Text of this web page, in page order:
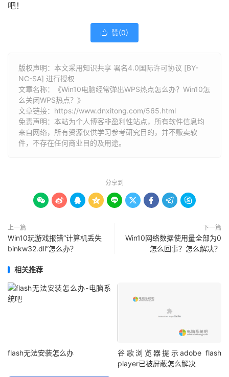
吧！
 赞(0)
版权声明：本文采用知识共享 署名4.0国际许可协议 [BY-
NC-SA] 进行授权
文章名称：《Win10电脑经常弹出WPS热点怎么办？Win10怎
么关闭WPS热点？》
文章链接： https://www.dnxitong.com/565.html
免责声明：本站为个人博客非盈利性站点，所有软件信息均
来自网络，所有资源仅供学习参考研究目的，并不贩卖软
件，不存在任何商业目的及用途。
分享到
        
上一篇
Win10玩游戏报错“计算机丢失
binkw32.dll”怎么办？
下一篇
Win10网络数据使用量全部为0
怎么回事？怎么解决？
相关推荐
flash无法安装怎么办
谷歌浏览器提示adobe flash
player已被屏蔽怎么解决